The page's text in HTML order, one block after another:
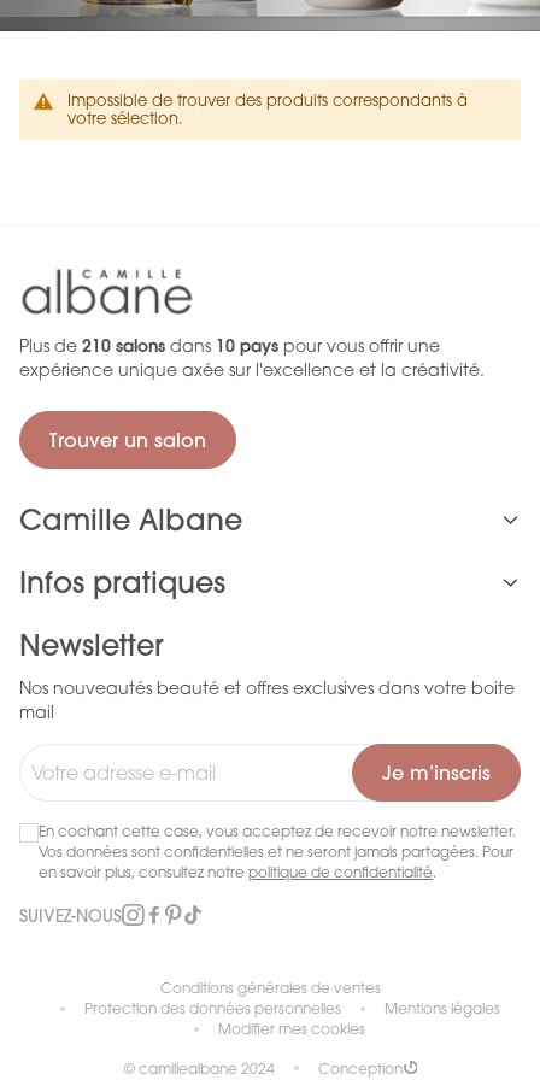
Impossible de trouver des produits correspondants à
votre sélection.
Plus de 210 salons dans 10 pays pour vous offrir une
expérience unique axée sur l'excellence et la créativité.
Trouver un salon
Camille Albane
Infos pratiques
Newsletter
Nos nouveautés beauté et offres exclusives dans votre boite
mail
Je m’inscris
En cochant cette case, vous acceptez de recevoir notre newsletter.
Vos données sont confidentielles et ne seront jamais partagées. Pour
en savoir plus, consultez notre politique de confidentialité.
SUIVEZ-NOUS
Conditions générales de ventes
Protection des données personnelles
Mentions légales
Modifier mes cookies
© camillealbane 2024 Conception